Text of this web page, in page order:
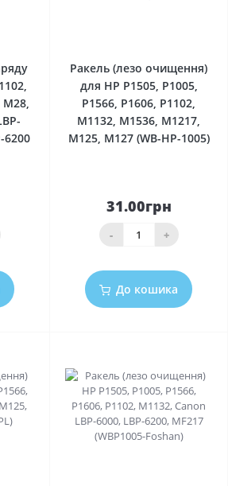
M28,
6200
Ракель (лезо очищення)
для HP P1505, P1005,
P1566, P1606, P1102,
M1132, M1536, M1217,
M125, M127 (WB-HP-1005)
31.00грн
- +
До кошика